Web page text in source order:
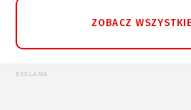
ZOBACZ
REKLAMA